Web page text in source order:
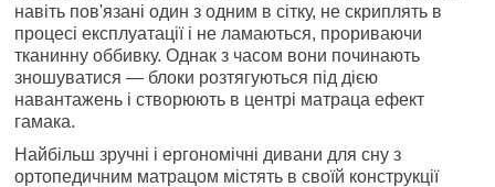
навіть пов'язані один з одним в сітку, не скриплять в
процесі експлуатації і не ламаються, прориваючи
тканинну оббивку. Однак з часом вони починають
зношуватися — блоки розтягуються під дією
навантажень і створюють в центрі матраца ефект
гамака.
Найбільш зручні і ергономічні дивани для сну з
ортопедичним матрацом містять в своїй конструкції